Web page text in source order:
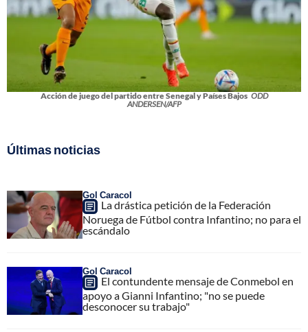
Acción de juego del partido entre Senegal y Países Bajos ODD
ANDERSEN/AFP
Últimas noticias
Gol Caracol
La drástica petición de la Federación
Noruega de Fútbol contra Infantino; no para el
escándalo
Gol Caracol
El contundente mensaje de Conmebol en
apoyo a Gianni Infantino; "no se puede
desconocer su trabajo"